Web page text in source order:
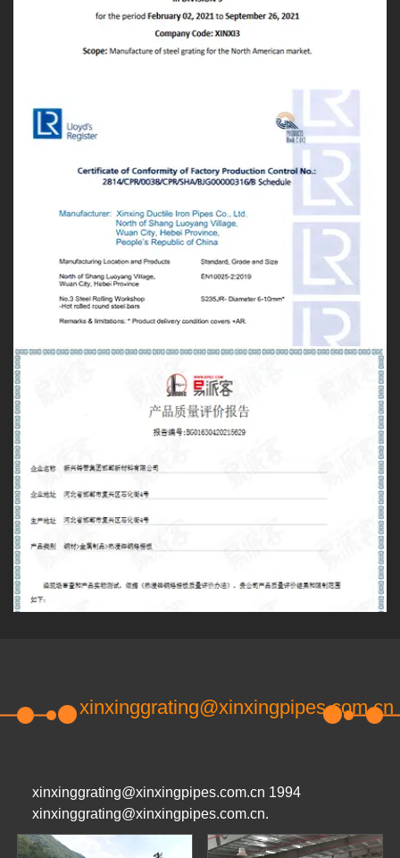
xinxinggrating@xinxingpipes.com.cn
xinxinggrating@xinxingpipes.com.cn 1994
xinxinggrating@xinxingpipes.com.cn.